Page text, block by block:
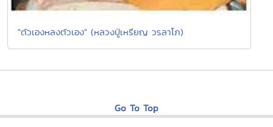
"ตัวเองหลงตัวเอง" (หลวงปู่เหรียญ วรลาโภ)
Go To Top